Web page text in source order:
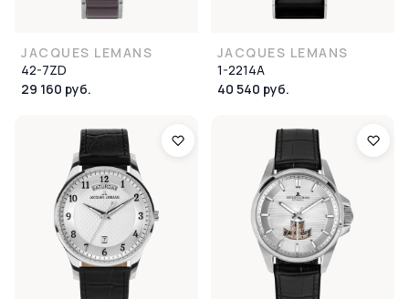
JACQUES LEMANS
42-7ZD
29 160 руб.
JACQUES LEMANS
1-2214A
40 540 руб.